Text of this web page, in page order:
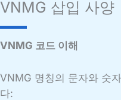
VNMG 삽입 사양
VNMG 코드 이해
VNMG 명칭의 문자와 숫
다: